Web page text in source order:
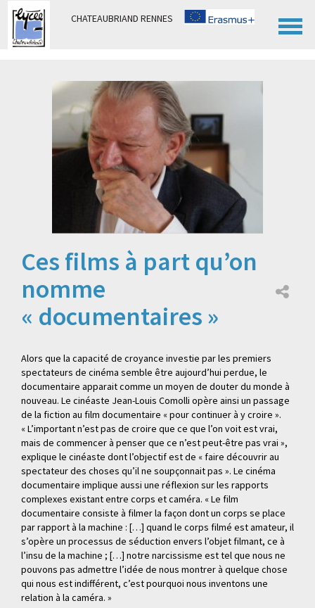
CHATEAUBRIAND RENNES
Ces films à part qu’on
nomme
« documentaires »
Alors que la capacité de croyance investie par les premiers
spectateurs de cinéma semble être aujourd’hui perdue, le
documentaire apparait comme un moyen de douter du monde à
nouveau. Le cinéaste Jean-Louis Comolli opère ainsi un passage
de la fiction au film documentaire « pour continuer à y croire ».
« L’important n’est pas de croire que ce que l’on voit est vrai,
mais de commencer à penser que ce n’est peut-être pas vrai »,
explique le cinéaste dont l’objectif est de « faire découvrir au
spectateur des choses qu’il ne soupçonnait pas ». Le cinéma
documentaire implique aussi une réflexion sur les rapports
complexes existant entre corps et caméra. « Le film
documentaire consiste à filmer la façon dont un corps se place
par rapport à la machine : […] quand le corps filmé est amateur, il
s’opère un processus de séduction envers l’objet filmant, ce à
l’insu de la machine ; […] notre narcissisme est tel que nous ne
pouvons pas admettre l’idée de nous montrer à quelque chose
qui nous est indifférent, c’est pourquoi nous inventons une
relation à la caméra. »
Panneau de gestion des cookies